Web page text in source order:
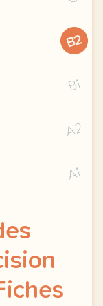
B2
B1
A2
A1